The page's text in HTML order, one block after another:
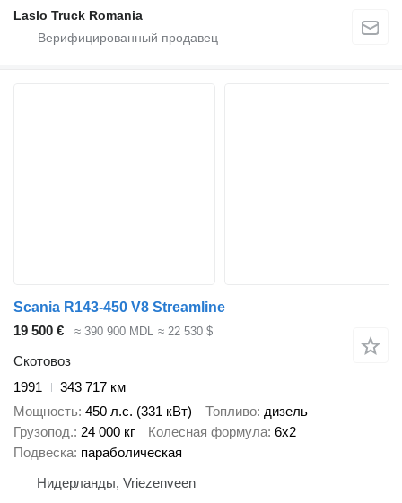
Laslo Truck Romania
Scania R143-450 V8 Streamline
19 500 €
≈ 390 900 MDL ≈ 22 530 $
Скотовоз
1991
343 717 км
Мощность 450 л.с. (331 кВт) Топливо дизель
Грузопод. 24 000 кг Колесная формула 6x2
Подвеска параболическая
Нидерланды, Vriezenveen